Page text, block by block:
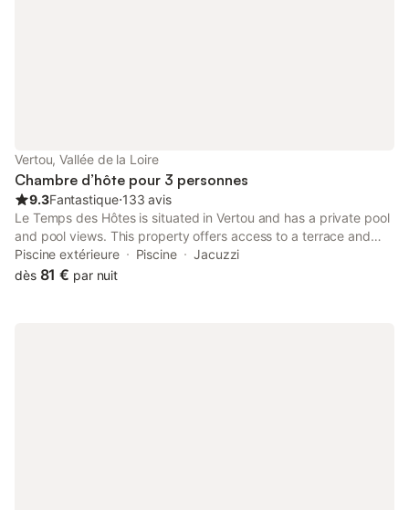
Vertou, Vallée de la Loire
Chambre d’hôte pour 3 personnes
9.3Fantastique⋅133 avis
Le Temps des Hôtes is situated in Vertou and has a private pool
and pool views. This property offers access to a terrace and
free private parking. Guests can use the hot tub and the spa
facilities, or enjoy garden views.
Piscine extérieure Piscine
Jacuzzi
dès 81 € par nuit